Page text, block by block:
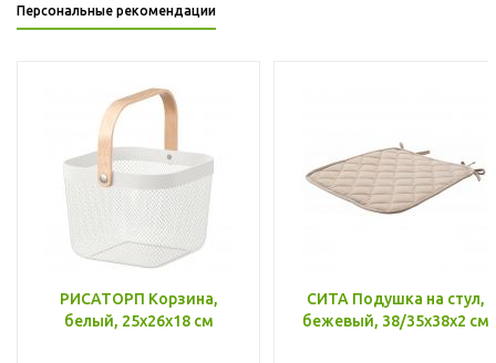
Персональные рекомендации
РИСАТОРП Корзина,
белый, 25x26x18 см
СИТА Подушка на стул,
бежевый, 38/35x38x2 см